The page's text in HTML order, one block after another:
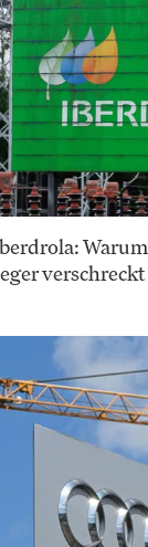
verschreckt